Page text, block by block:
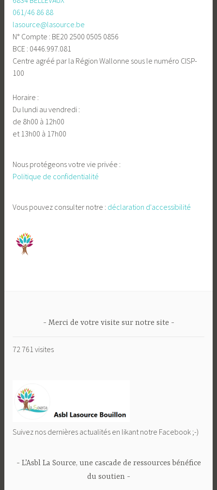
061/46 86 88
lasource@lasource.be
N° Compte : BE20 2500 0505 0856
BCE : 0446.997.081
Centre agréé par la Région Wallonne sous le numéro CISP-
100
Horaire :
Du lundi au vendredi :
de 8h00 à 12h00
et 13h00 à 17h00
Nous protégeons votre vie privée :
Politique de confidentialité
Vous pouvez consulter notre : déclaration d'accessibilité
Merci de votre visite sur notre site
72 761 visites
Suivez nos dernières actualités en likant notre Facebook ;-)
L’Asbl La Source, une cascade de ressources bénéfice
du soutien